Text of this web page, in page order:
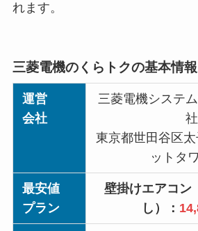
れます。
三菱電機のくらトクの基本情報
運営
会社
三菱電機システ
社
東京都世田谷区
ットタ
最安値
プラン
壁掛けエアコン
し）：